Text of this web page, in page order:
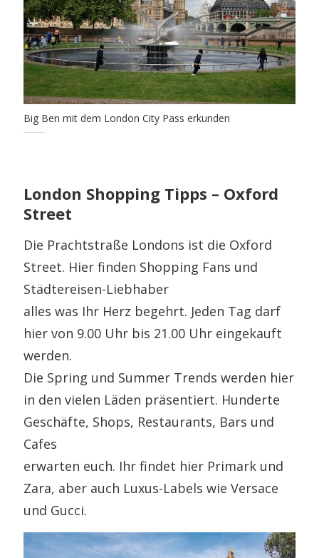
Big Ben mit dem London City Pass erkunden
London Shopping Tipps – Oxford
Street
Die Prachtstraße Londons ist die Oxford
Street. Hier finden Shopping Fans und
Städtereisen-Liebhaber
alles was Ihr Herz begehrt. Jeden Tag darf
hier von 9.00 Uhr bis 21.00 Uhr eingekauft
werden.
Die Spring und Summer Trends werden hier
in den vielen Läden präsentiert. Hunderte
Geschäfte, Shops, Restaurants, Bars und
Cafes
erwarten euch. Ihr findet hier Primark und
Zara, aber auch Luxus-Labels wie Versace
und Gucci.